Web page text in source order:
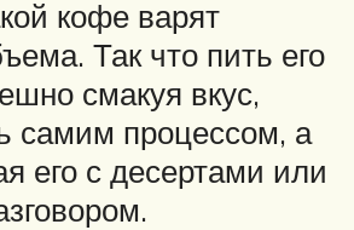
кофе варят
Так что пить его
смакуя вкус,
самим процессом, а
его с десертами или